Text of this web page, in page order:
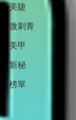
美睫
微刺青
美甲
新秘
榜單